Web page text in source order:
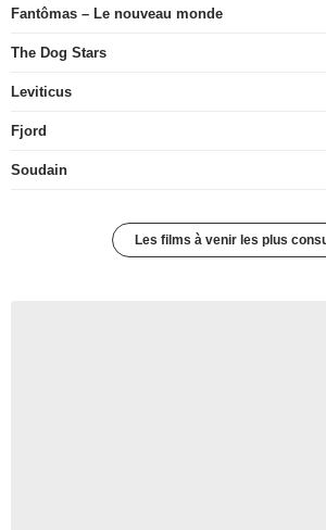
Fantômas – Le nouveau monde
The Dog Stars
Leviticus
Fjord
Soudain
Les films à venir les plus